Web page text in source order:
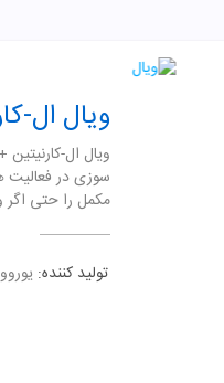
ویال ال-
ویال ال-
سوزی در فعالیت
مکمل را حتی اگر
تولید کننده: